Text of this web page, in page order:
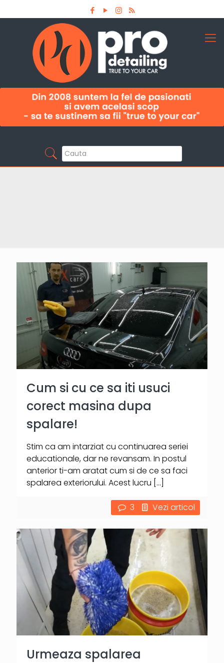
Cum si cu ce sa iti usuci
corect masina dupa
spalare!
Stim ca am intarziat cu continuarea seriei
educationale, dar ne revansam. In postul
anterior ti-am aratat cum si de ce sa faci
spalarea exteriorului. Acest lucru […]
3 Vezi articol
Urmeaza spalarea
Aboneaza-te la newsletter
Pro Detailing
Sunt primul care afla noutatile din domeniu la